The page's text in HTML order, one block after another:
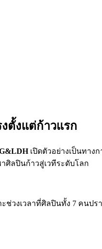
ตั้งแต่ก้าวแรก
เปิดตัวอย่างเป็นทาง
ศิลปินก้าวสู่เวทีระดับโลก
ช่วงเวลาที่ศิลปินทั้ง 7 คนปร